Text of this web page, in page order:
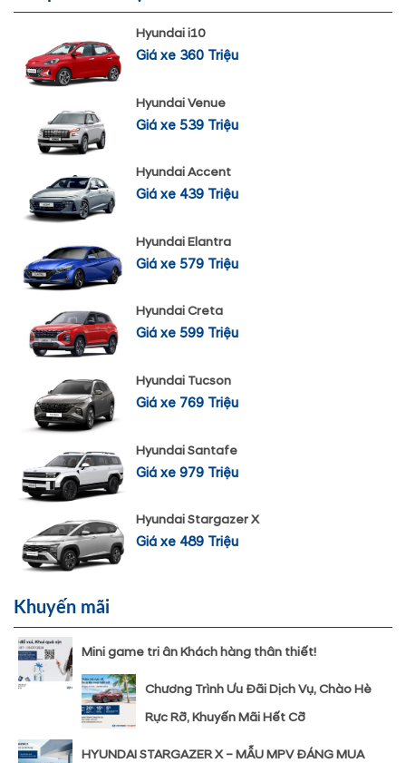
Hyundai i10
Giá xe 360 Triệu
Hyundai Venue
Giá xe 539 Triệu
Hyundai Accent
Giá xe 439 Triệu
Hyundai Elantra
Giá xe 579 Triệu
Hyundai Creta
Giá xe 599 Triệu
Hyundai Tucson
Giá xe 769 Triệu
Hyundai Santafe
Giá xe 979 Triệu
Hyundai Stargazer X
Giá xe 489 Triệu
Khuyến mãi
Mini game tri ân Khách hàng thân thiết!
Chương Trình Ưu Đãi Dịch Vụ, Chào Hè
Rực Rỡ, Khuyến Mãi Hết Cỡ
HYUNDAI STARGAZER X – MẪU MPV ĐÁNG MUA